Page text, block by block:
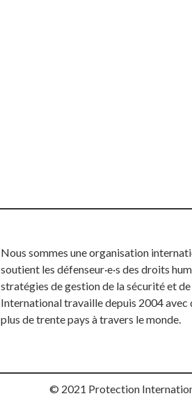
Nous sommes une organisation
soutient les défenseur·e·s des droits
stratégies de gestion de la sécurité et
International travaille depuis 2004 avec
plus de trente pays à travers le monde.
© 2021 Protection